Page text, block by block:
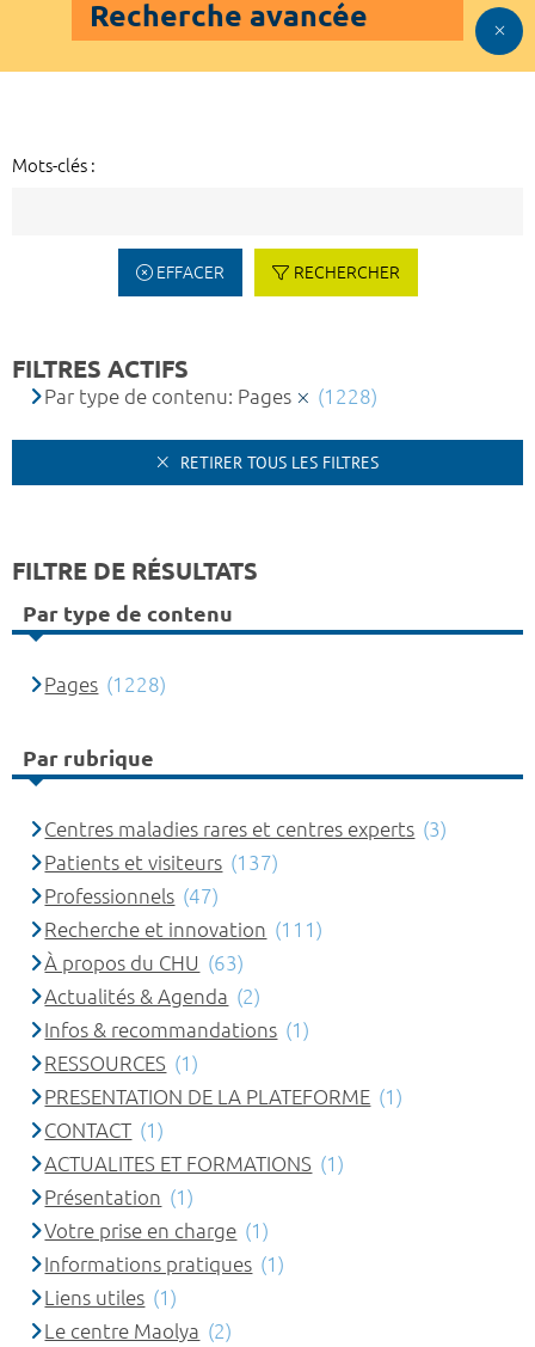
Recherche avancée
Mots-clés :
EFFACER RECHERCHER
FILTRES ACTIFS
Par type de contenu: Pages (1228)
RETIRER TOUS LES FILTRES
FILTRE DE RÉSULTATS
Par type de contenu
Pages (1228)
Par rubrique
Centres maladies rares et centres experts (3)
Patients et visiteurs (137)
Professionnels (47)
Recherche et innovation (111)
À propos du CHU (63)
Actualités & Agenda (2)
Infos & recommandations (1)
RESSOURCES (1)
PRESENTATION DE LA PLATEFORME (1)
CONTACT (1)
ACTUALITES ET FORMATIONS (1)
Présentation (1)
Votre prise en charge (1)
Informations pratiques (1)
Liens utiles (1)
Le centre Maolya (2)